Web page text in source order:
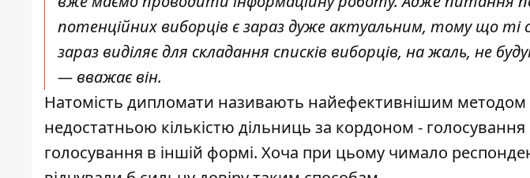
потенційних виборців є зараз дуже актуальним, тому що ті
зараз виділяє для складання списків виборців, на жаль, не
— вважає він.
Натомість дипломати називають найефективнішим
недостатньою кількістю дільниць за кордоном -
голосування в іншій формі. Хоча при цьому чимало